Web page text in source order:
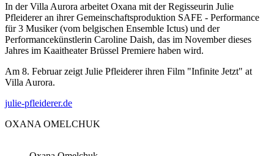
In der Villa Aurora arbeitet Oxana mit der Regisseurin Julie
Pfleiderer an ihrer Gemeinschaftsproduktion SAFE - Performance
für 3 Musiker (vom belgischen Ensemble Ictus) und der
Performancekünstlerin Caroline Daish, das im November dieses
Jahres im Kaaitheater Brüssel Premiere haben wird.
Am 8. Februar zeigt Julie Pfleiderer ihren Film "Infinite Jetzt" at
Villa Aurora.
julie-pfleiderer.de
OXANA OMELCHUK